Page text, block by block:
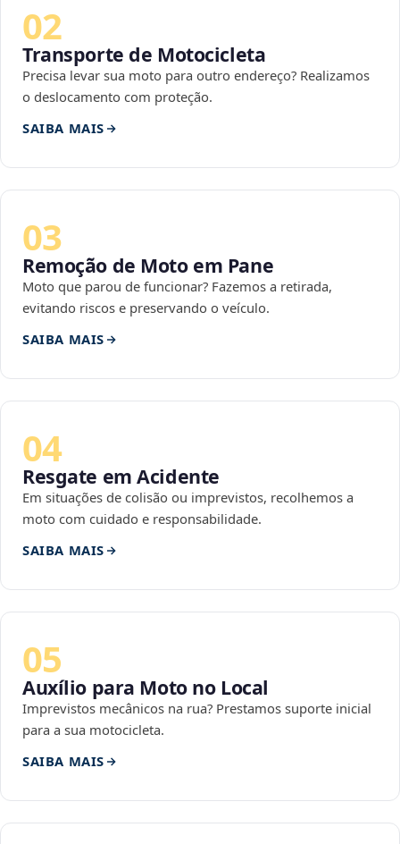
02
Transporte de Motocicleta
Precisa levar sua moto para outro endereço? Realizamos
o deslocamento com proteção.
SAIBA MAIS
03
Remoção de Moto em Pane
Moto que parou de funcionar? Fazemos a retirada,
evitando riscos e preservando o veículo.
SAIBA MAIS
04
Resgate em Acidente
Em situações de colisão ou imprevistos, recolhemos a
moto com cuidado e responsabilidade.
SAIBA MAIS
05
Auxílio para Moto no Local
Imprevistos mecânicos na rua? Prestamos suporte inicial
para a sua motocicleta.
SAIBA MAIS